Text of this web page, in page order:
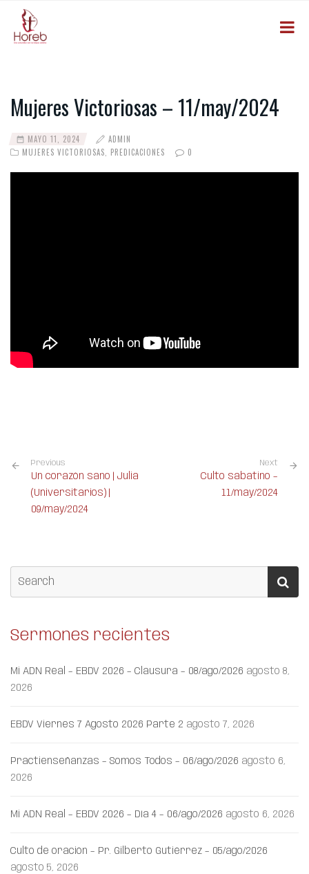
Mujeres Victoriosas – 11/may/2024
MAYO 11, 2024
ADMIN
MUJERES VICTORIOSAS
PREDICACIONES 0
Previous
Un corazón sano | Julia
(Universitarios) |
09/may/2024
Next
Culto sabatino –
11/may/2024
Sermones recientes
Mi ADN Real – EBDV 2026 – Clausura – 08/ago/2026 agosto 8,
2026
EBDV Viernes 7 Agosto 2026 Parte 2 agosto 7, 2026
Practienseñanzas – Somos Todos – 06/ago/2026 agosto 6,
2026
Mi ADN Real – EBDV 2026 – Día 4 – 06/ago/2026 agosto 6, 2026
Culto de oración – Pr. Gilberto Gutiérrez – 05/ago/2026
agosto 5, 2026